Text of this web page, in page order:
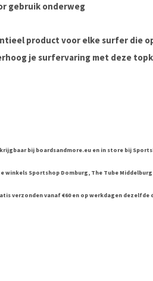
gebruik onderweg
product voor elke surfer die
je surfervaring met deze
bij boardsandmore.eu en in store bij
winkels Sportshop Domburg, The Tube Middelburg
verzonden vanaf €60 en op werkdagen dezelfde